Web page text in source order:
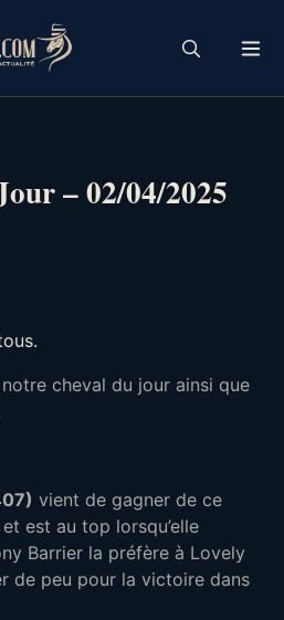
– 02/04/2025
cheval du jour ainsi que
vient de gagner de ce
est au top lorsqu’elle
Barrier la préfère à Lovely
de peu pour la victoire dans